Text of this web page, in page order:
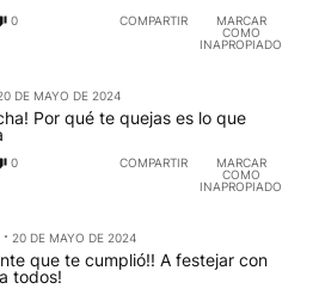
0 COMPARTIR
MARCAR
COMO
INAPROPIADO
DE MAYO DE 2024
Por qué te quejas es lo que
0 COMPARTIR
MARCAR
COMO
INAPROPIADO
de luca.
20 DE MAYO DE 2024
que te cumplió!! A festejar con
todos!